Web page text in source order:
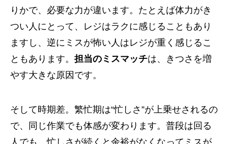
りかで、必要な力が違います。たとえば体力がき
つい人にとって、レジはラクに感じることもあり
ますし、逆にミスが怖い人はレジが重く感じるこ
ともあります。 担当のミスマッチは、きつさを増
やす大きな原因です。
そして時期差。繁忙期は“忙しさ”が上乗せされるの
で、同じ作業でも体感が変わります。普段は回る
人でも、忙しさが続くと余裕がなくなってミスが